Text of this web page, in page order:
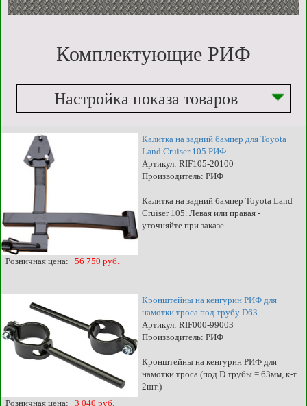
Комплектующие РИФ
Настройка показа товаров
Калитка на задний бампер для Toyota
Land Cruiser 105 РИФ
Артикул: RIF105-20100
Производитель: РИФ
Калитка на задний бампер Toyota Land
Cruiser 105. Левая или правая -
уточняйте при заказе.
Розничная цена: 56 750 руб.
Кронштейны на кенгурин РИФ для
намотки троса под трубу D63
Артикул: RIF000-99003
Производитель: РИФ
Кронштейны на кенгурин РИФ для
намотки троса (под D трубы = 63мм, к-т
2шт.)
Розничная цена: 3 040 руб.